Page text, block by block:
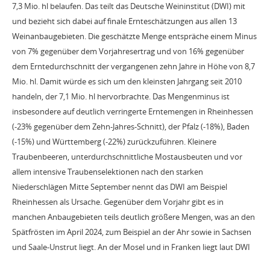
7,3 Mio. hl belaufen. Das teilt das Deutsche Weininstitut (DWI) mit
und bezieht sich dabei auf finale Ernteschätzungen aus allen 13
Weinanbaugebieten. Die geschätzte Menge entspräche einem Minus
von 7% gegenüber dem Vorjahresertrag und von 16% gegenüber
dem Erntedurchschnitt der vergangenen zehn Jahre in Höhe von 8,7
Mio. hl. Damit würde es sich um den kleinsten Jahrgang seit 2010
handeln, der 7,1 Mio. hl hervorbrachte. Das Mengenminus ist
insbesondere auf deutlich verringerte Erntemengen in Rheinhessen
(-23% gegenüber dem Zehn-Jahres-Schnitt), der Pfalz (-18%), Baden
(-15%) und Württemberg (-22%) zurückzuführen. Kleinere
Traubenbeeren, unterdurchschnittliche Mostausbeuten und vor
allem intensive Traubenselektionen nach den starken
Niederschlägen Mitte September nennt das DWI am Beispiel
Rheinhessen als Ursache. Gegenüber dem Vorjahr gibt es in
manchen Anbaugebieten teils deutlich größere Mengen, was an den
Spätfrösten im April 2024, zum Beispiel an der Ahr sowie in Sachsen
und Saale-Unstrut liegt. An der Mosel und in Franken liegt laut DWI